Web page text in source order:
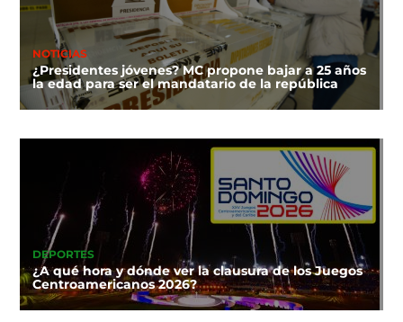
NOTICIAS
¿Presidentes jóvenes? MC propone bajar a 25 años
la edad para ser el mandatario de la república
DEPORTES
¿A qué hora y dónde ver la clausura de los Juegos
Centroamericanos 2026?